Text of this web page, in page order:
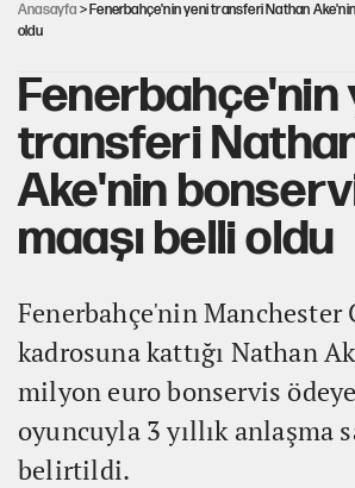
Anasayfa > Fenerbahçe'nin yeni transferi Nathan
oldu
Fenerbahçe'nin
transferi
Ake'nin
maaşı belli oldu
Fenerbahçe'nin Manchester
kadrosuna kattığı Nathan
milyon euro bonservis
oyuncuyla 3 yıllık anlaşma
belirtildi.